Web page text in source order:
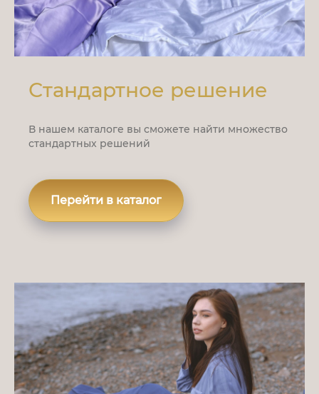
Стандартное решение
В нашем каталоге вы сможете найти множество
стандартных решений
Перейти в каталог